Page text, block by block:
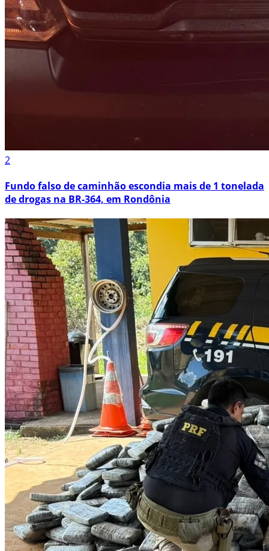
2
Fundo falso de caminhão escondia mais de 1 tonelada
de drogas na BR-364, em Rondônia